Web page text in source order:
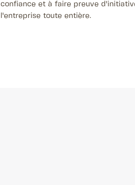
confiance et à faire preuve
l'entreprise toute entière.